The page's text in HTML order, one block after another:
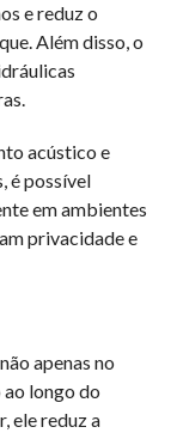
e reduz o
Além disso, o
acústico e
é possível
em ambientes
privacidade e
apenas no
longo do
ele reduz a